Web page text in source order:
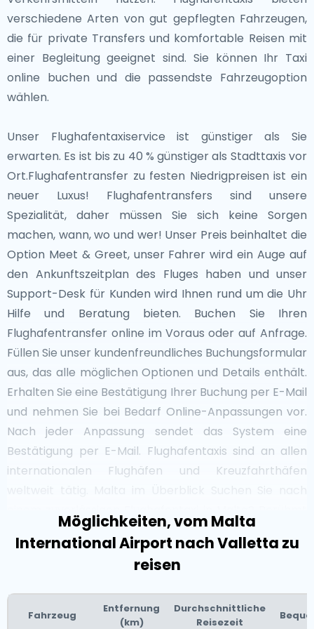
verschiedene Arten von gut gepflegten Fahrzeugen,
die für private Transfers und komfortable Reisen mit
einer Begleitung geeignet sind. Sie können Ihr Taxi
online buchen und die passendste Fahrzeugoption
wählen.
Unser Flughafentaxiservice ist günstiger als Sie
erwarten. Es ist bis zu 40 % günstiger als Stadttaxis vor
Ort.Flughafentransfer zu festen Niedrigpreisen ist ein
neuer Luxus! Flughafentransfers sind unsere
Spezialität, daher müssen Sie sich keine Sorgen
machen, wann, wo und wer! Unser Preis beinhaltet die
Option Meet & Greet, unser Fahrer wird ein Auge auf
den Ankunftszeitplan des Fluges haben und unser
Support-Desk für Kunden wird Ihnen rund um die Uhr
Hilfe und Beratung bieten. Buchen Sie Ihren
Flughafentransfer online im Voraus oder auf Anfrage.
Füllen Sie unser kundenfreundliches Buchungsformular
aus, das alle möglichen Optionen und Details enthält.
Erhalten Sie eine Bestätigung Ihrer Buchung per E-Mail
und nehmen Sie bei Bedarf Online-Anpassungen vor.
Nach jeder Anpassung sendet das System eine
Bestätigung per E-Mail. Flughafentaxis sind an allen
internationalen Flughäfen und Kreuzfahrthäfen
für seine reiche Geschichte, atemberaubende Küste
und lebendige Kultur bietet Malta bequeme
Flughafentaxi-Services, um Sie nahtlos zu Ihrem Ziel zu
Valletta besuchen, an den Stränden von St. Julian's
Möglichkeiten, vom Malta
International Airport nach Valletta zu
reisen
Fahrzeug
Entfernung
(km)
Durchschnittliche
Reisezeit